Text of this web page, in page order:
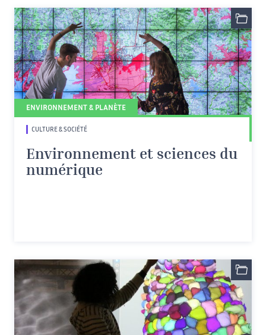
ENVIRONNEMENT & PLANÈTE
CULTURE & SOCIÉTÉ
Environnement et sciences du
numérique